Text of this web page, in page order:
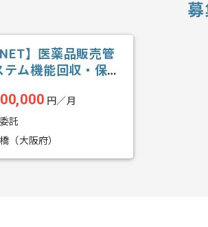
】医薬品販売管
テム機能回収・保守
円／月
託
（大阪府）